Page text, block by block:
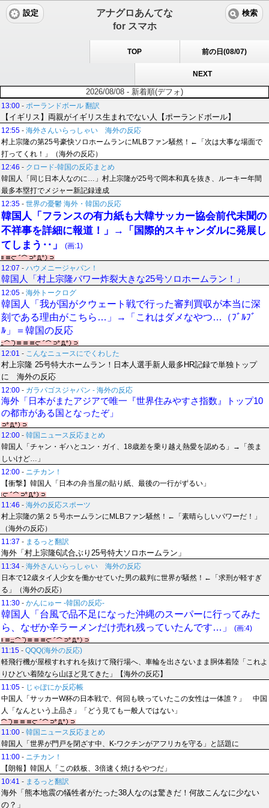
アナグロあんてな
for スマホ
設定 検索
TOP 前の日(08/07)
NEXT
2026/08/08 - 新着順(デフォ)
13:00 - ポーランドボール 翻訳
【イギリス】両親がイギリス生まれでない人【ポーランドボール】
12:55 - 海外さんいらっしゃい 海外の反応
村上宗隆の第25号豪快ソロホームランにMLBファン騒然！←「次は大事な場面で
打ってくれ！」（海外の反応）
12:46 - クロード-韓国の反応まとめ
韓国人「同じ日本人なのに…」村上宗隆が25号で岡本和真を抜き、ルーキー年間
最多本塁打でメジャー新記録達成
12:35 - 世界の憂鬱 海外・韓国の反応
韓国人「フランスの有力紙も大韓サッカー協会前代未聞の
不祥事を詳細に報道！」→「国際的スキャンダルに発展し
てしまう‥」
(画:1)
12:07 - ハウメニージャパン！
韓国人「村上宗隆パワー炸裂大きな25号ソロホームラン！」
12:05 - 海外トークログ
韓国人「我が国がクウェート戦で行った審判買収が本当に深
刻である理由がこちら…」→「これはダメなやつ…（ﾌﾞﾙﾌﾞ
ﾙ」＝韓国の反応
12:01 - こんなニュースにでくわした
村上宗隆 25号特大ホームラン！日本人選手新人最多HR記録で単独トップ
に 海外の反応
12:00 - ガラパゴスジャパン - 海外の反応
海外「日本がまたアジアで唯一『世界住みやすさ指数』トップ10
の都市がある国となったぞ」
12:00 - 韓国ニュース反応まとめ
韓国人「チャン・ギハとユン・ガイ、18歳差を乗り越え熱愛を認める」→「羨ま
しいけど…」
12:00 - ニチカン！
【衝撃】韓国人「日本の弁当屋の貼り紙、最後の一行がずるい」
11:46 - 海外の反応スポーツ
村上宗隆の第２５号ホームランにMLBファン騒然！←「素晴らしいパワーだ！」
（海外の反応）
11:37 - まるっと翻訳
海外「村上宗隆6試合ぶり25号特大ソロホームラン」
11:34 - 海外さんいらっしゃい 海外の反応
日本で12歳タイ人少女を働かせていた男の裁判に世界が騒然！←「求刑が軽すぎ
る」（海外の反応）
11:30 - かんにゅー -韓国の反応-
韓国人「台風で品不足になった沖縄のスーパーに行ってみた
ら、なぜか辛ラーメンだけ売れ残っていたんです…」
(画:4)
11:15 - QQQ(海外の反応)
軽飛行機が屋根すれすれを抜けて飛行場へ、車輪を出さないまま胴体着陸「これよ
りひどい着陸なら山ほど見てきた」【海外の反応】
11:05 - じゃぽにか反応帳
中国人「サッカーW杯の日本戦で、何回も映っていたこの女性は一体誰？」 中国
人「なんという上品さ」「どう見ても一般人ではない」
11:00 - 韓国ニュース反応まとめ
韓国人「世界が門戸を閉ざす中、K-ワクチンがアフリカを守る」と話題に
11:00 - ニチカン！
【朗報】韓国人「この鉄板、3倍速く焼けるやつだ」
10:41 - まるっと翻訳
海外「熊本地震の犠牲者がたった38人なのは驚きだ！何故こんなに少ない
の？」